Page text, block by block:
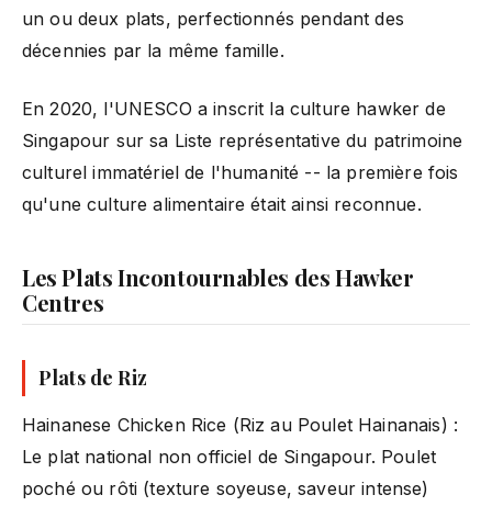
un ou deux plats, perfectionnés pendant des
décennies par la même famille.
En 2020, l'UNESCO a inscrit la culture hawker de
Singapour sur sa Liste représentative du patrimoine
culturel immatériel de l'humanité -- la première fois
qu'une culture alimentaire était ainsi reconnue.
Les Plats Incontournables des Hawker
Centres
Plats de Riz
Hainanese Chicken Rice (Riz au Poulet Hainanais) :
Le plat national non officiel de Singapour. Poulet
poché ou rôti (texture soyeuse, saveur intense)